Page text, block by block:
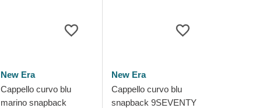
New Era
Cappello curvo blu
marino snapback
New Era
Cappello curvo blu
snapback 9SEVENTY